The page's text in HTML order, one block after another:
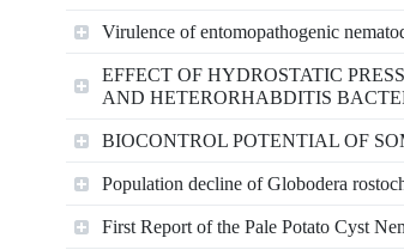
Virulence of entomopathogenic
EFFECT OF HYDROSTATIC
AND HETERORHABDITIS
BIOCONTROL POTENTIAL OF
Population decline of Globodera
First Report of the Pale Potato Cyst